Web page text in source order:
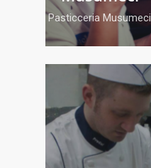
Pasticceria Musumeci